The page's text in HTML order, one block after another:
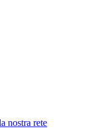
nostra rete